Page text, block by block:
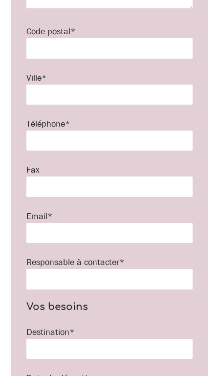
Code postal*
Ville*
Téléphone*
Fax
Email*
Responsable à contacter*
Vos besoins
Destination*